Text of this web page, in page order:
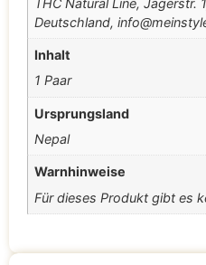
THC Natural Line,
Deutschland,
Inhalt
1 Paar
Ursprungsland
Nepal
Warnhinweise
Für dieses Produkt gibt es